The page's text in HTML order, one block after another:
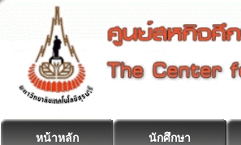
หน้าหลัก นักศึกษา